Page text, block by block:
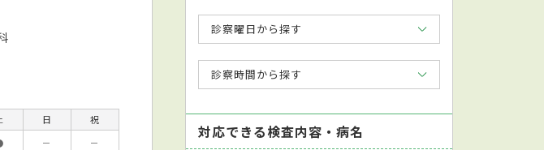
日
祝
－
－
診察曜日から探す
診察時間から探す
対応できる検査内容・病名